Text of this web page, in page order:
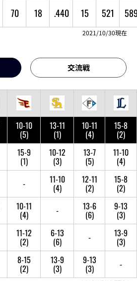
70 18 .440 15 521
2021/10/30現在
交流戦
10-10
(5)
13-11
(1)
10-11
(4)
15-8
(2)
15-9
(1)
10-12
(3)
13-7
(5)
11-10
(4)
- 11-10
(4)
12-11
(2)
15-8
(2)
10-11
(4) - 13-6
(6)
9-13
(3)
11-12
(2)
6-13
(6) - 13-9
(3)
8-15
(2)
13-9
(3)
9-13
(3) -